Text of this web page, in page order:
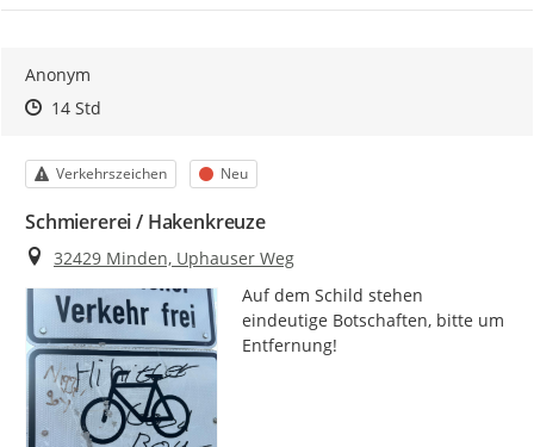
Anonym
Zeitpunkt des Erstellens
Zeitpunkt des Erstellens
14 StdZur Äußerung
Kategorie
Verkehrszeichen Status
Neu
Schmiererei / Hakenkreuze
Ort
32429 Minden, Uphauser Weg
Auf dem Schild stehen
eindeutige Botschaften, bitte um
Entfernung!